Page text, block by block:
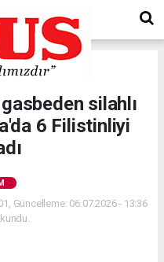
silahlı
6 Filistinliyi
Güncelleme: 06.07.2026 - 13:36